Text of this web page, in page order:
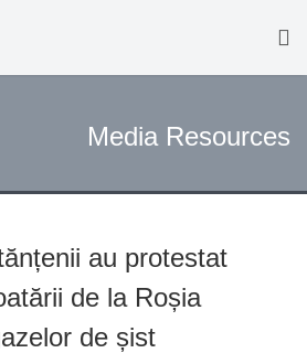
Media Resources
au protestat
de la Roșia
de șist